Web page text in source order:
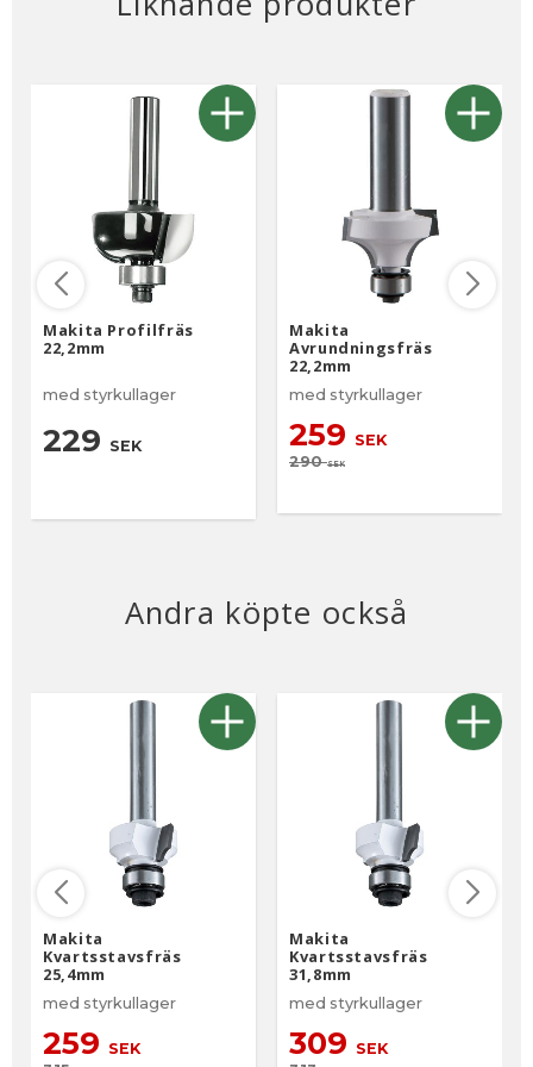
Makita Profilfräs
22,2mm
med styrkullager
229 SEK
Makita
Avrundningsfräs
22,2mm
med styrkullager
259 SEK
290SEK
Andra köpte också
Makita
Kvartsstavsfräs
25,4mm
med styrkullager
259 SEK
Makita
Kvartsstavsfräs
31,8mm
med styrkullager
309 SEK